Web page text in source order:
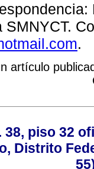
SMNYCT.
.
artículo
piso 32
Distrito